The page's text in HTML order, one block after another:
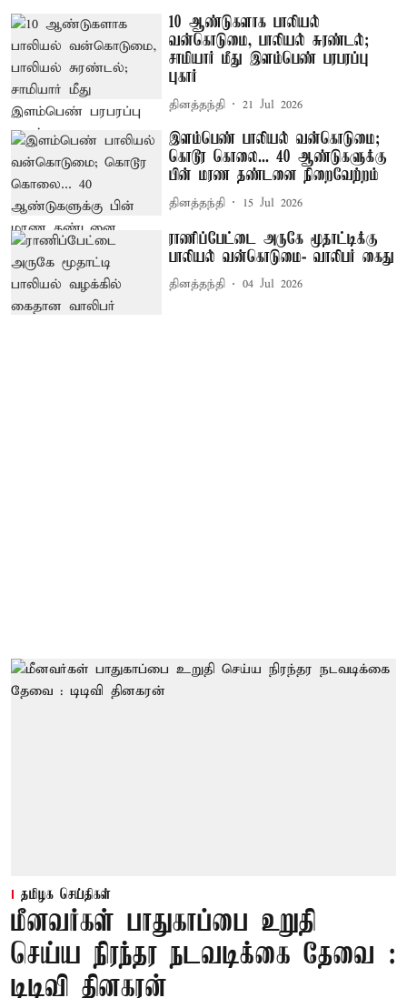
10 ஆண்டுகளாக பாலியல்
வன்கொடுமை, பாலியல் சுரண்டல்;
சாமியார் மீது இளம்பெண் பரபரப்பு
புகார்
தினத்தந்தி 21 Jul 2026
இளம்பெண் பாலியல் வன்கொடுமை;
கொடூர கொலை... 40 ஆண்டுகளுக்கு
பின் மரண தண்டனை நிறைவேற்றம்
தினத்தந்தி 15 Jul 2026
ராணிப்பேட்டை அருகே மூதாட்டிக்கு
பாலியல் வன்கொடுமை- வாலிபர் கைது
தினத்தந்தி 04 Jul 2026
தமிழக செய்திகள்
மீனவர்கள் பாதுகாப்பை உறுதி
செய்ய நிரந்தர நடவடிக்கை தேவை :
டிடிவி தினகரன்